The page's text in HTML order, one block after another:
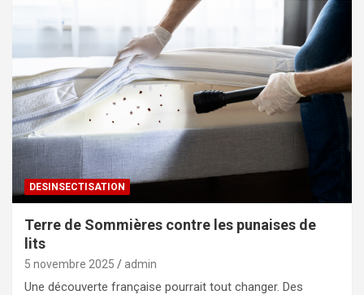
DESINSECTISATION
Terre de Sommières contre les punaises de
lits
5 novembre 2025 admin
Une découverte française pourrait tout changer. Des